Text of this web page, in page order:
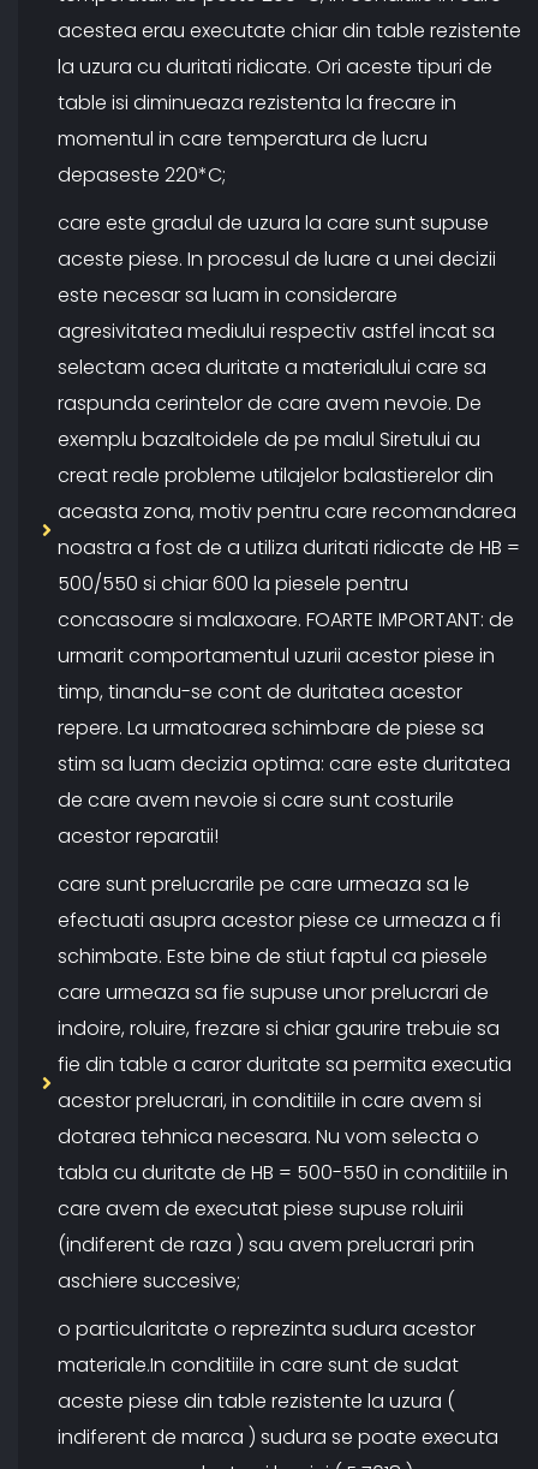
acestea erau executate chiar din table rezistente
la uzura cu duritati ridicate. Ori aceste tipuri de
table isi diminueaza rezistenta la frecare in
momentul in care temperatura de lucru
depaseste 220*C;
care este gradul de uzura la care sunt supuse
aceste piese. In procesul de luare a unei decizii
este necesar sa luam in considerare
agresivitatea mediului respectiv astfel incat sa
selectam acea duritate a materialului care sa
raspunda cerintelor de care avem nevoie. De
exemplu bazaltoidele de pe malul Siretului au
creat reale probleme utilajelor balastierelor din
aceasta zona, motiv pentru care recomandarea
noastra a fost de a utiliza duritati ridicate de HB =
500/550 si chiar 600 la piesele pentru
concasoare si malaxoare. FOARTE IMPORTANT: de
urmarit comportamentul uzurii acestor piese in
timp, tinandu-se cont de duritatea acestor
repere. La urmatoarea schimbare de piese sa
stim sa luam decizia optima: care este duritatea
de care avem nevoie si care sunt costurile
acestor reparatii!
care sunt prelucrarile pe care urmeaza sa le
efectuati asupra acestor piese ce urmeaza a fi
schimbate. Este bine de stiut faptul ca piesele
care urmeaza sa fie supuse unor prelucrari de
indoire, roluire, frezare si chiar gaurire trebuie sa
fie din table a caror duritate sa permita executia
acestor prelucrari, in conditiile in care avem si
dotarea tehnica necesara. Nu vom selecta o
tabla cu duritate de HB = 500-550 in conditiile in
care avem de executat piese supuse roluirii
(indiferent de raza ) sau avem prelucrari prin
aschiere succesive;
o particularitate o reprezinta sudura acestor
materiale.In conditiile in care sunt de sudat
aceste piese din table rezistente la uzura (
indiferent de marca ) sudura se poate executa